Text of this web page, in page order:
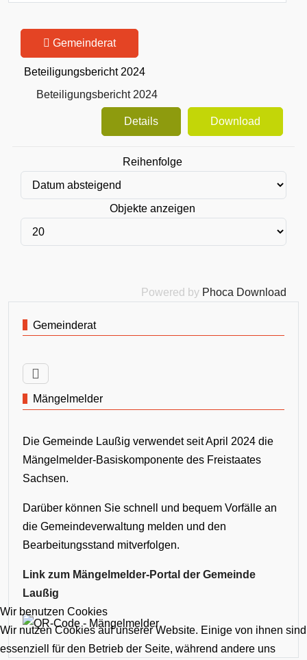
Gemeinderat
Beteiligungsbericht 2024
Beteiligungsbericht 2024
Download
Details
Reihenfolge
Objekte anzeigen
Powered by Phoca Download
Gemeinderat
Mängelmelder
Die Gemeinde Laußig verwendet seit April 2024 die
Mängelmelder-Basiskomponente des Freistaates
Sachsen.
Darüber können Sie schnell und bequem Vorfälle an
die Gemeindeverwaltung melden und den
Bearbeitungsstand mitverfolgen.
Link zum Mängelmelder-Portal der Gemeinde
Laußig
Wir benutzen Cookies
Wir nutzen Cookies auf unserer Website. Einige von ihnen sind
essenziell für den Betrieb der Seite, während andere uns